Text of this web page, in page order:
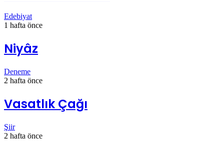
Edebiyat
1 hafta önce
Niyâz
Deneme
2 hafta önce
Vasatlık Çağı
Şiir
2 hafta önce